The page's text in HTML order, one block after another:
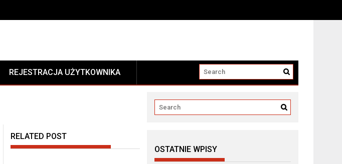
REJESTRACJA UŻYTKOWNIKA
RELATED POST
OSTATNIE WPISY